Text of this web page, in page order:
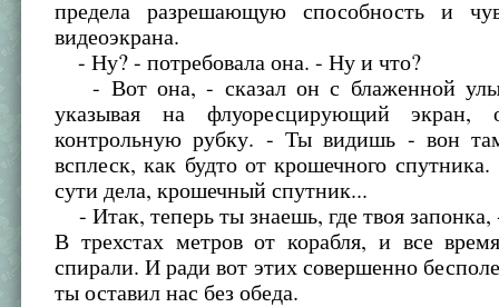
предела разрешающую способность и
видеоэкрана.
- Ну? - потребовала она. - Ну и что?
- Вот она, - сказал он с блаженной
указывая на флуоресцирующий экран,
контрольную рубку. - Ты видишь - вон
всплеск, как будто от крошечного
сути дела, крошечный спутник...
- Итак, теперь ты знаешь, где твоя запонка,
В трехстах метров от корабля, и все
спирали. И ради вот этих совершенно
ты оставил нас без обеда.